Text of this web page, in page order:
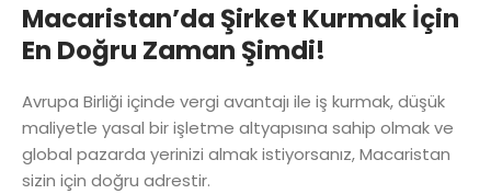
Macaristan’da Şirket Kurmak İçin
En Doğru Zaman Şimdi!
Avrupa Birliği içinde vergi avantajı ile iş kurmak, düşük
maliyetle yasal bir işletme altyapısına sahip olmak ve
global pazarda yerinizi almak istiyorsanız, Macaristan
sizin için doğru adrestir.